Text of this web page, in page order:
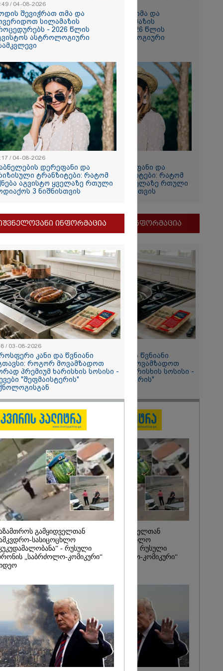
დეტალები
თინა
ირაკლი
გახდა
1-ელი
დაიწყება
ონლაინ
- გივი
როდის შევიჭრათ თმა და
მოვერიდოთ სილამაზის
პროცედურებს - 2026 წლის
აგვისტოს ასტროლოგიური
დაბნელების დერეფანი და
კრიზისული ტრანზიტები: რატომ
იქნება აგვისტო ყველაზე რთული
ზოდიაქოს 3 ნიშნისთვის
მნიშვნელოვანი ინფორმაცია
ოქროსფერი კანი და წვნიანი
შიგთავსი: როგორ მოვამზადოთ
სწორად პრემიუმ ხარისხის სოსისი -
რჩევები "შეფმაისტერის"
საზამთროს გამყიდველთან
სამკვდრო-სასიცოცხლო
„კუკუდამალობანა“ - რუსული
დრონის „საბრძოლო-კომიკური“
/ 04-08-2026
შევიჭრათ თმა და
სილამაზის
- 2026 წლის
ასტროლოგიური
/ 04-08-2026
დერეფანი და
ტრანზიტები: რატომ
აგვისტო ყველაზე რთული
3 ნიშნისთვის
ინფორმაცია
/ 03-08-2026
კანი და წვნიანი
როგორ მოვამზადოთ
პრემიუმ ხარისხის სოსისი -
"შეფმაისტერის"
გამყიდველთან
სასიცოცხლო
- რუსული
„საბრძოლო-კომიკური“